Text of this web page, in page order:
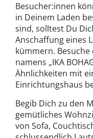
Besucher:innen
in Deinem Laden
sind, solltest Du
Anschaffung eines
kümmern.
namens „IKA
Ähnlichkeiten mit
Einrichtungshaus
Begib Dich zu den
gemütliches
von Sofa,